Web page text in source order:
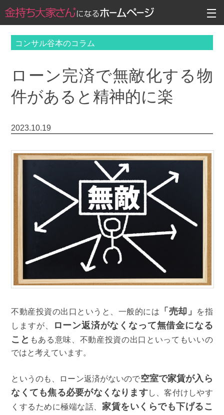
コンサル谷本のコラム
ローン完済で無敵化する物
件があると精神的に楽
2023.10.19
不動産投資の出口というと、一般的には 「売却」
を指
しますが、
ローン返済がなくなって無借金になる
こと もある意味、不動産投資の出口といってもいいの
ではと考えています。
というのも、ローン返済がないので空室で家賃が入ら
なくても焦る必要がなくなりますし、客付けしやす
くするために極端な話、 家賃をいくらでも下げるこ